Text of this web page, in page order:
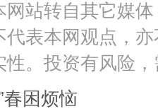
网站转自其它媒
代表本网观点，
性。投资有风险
春困烦恼